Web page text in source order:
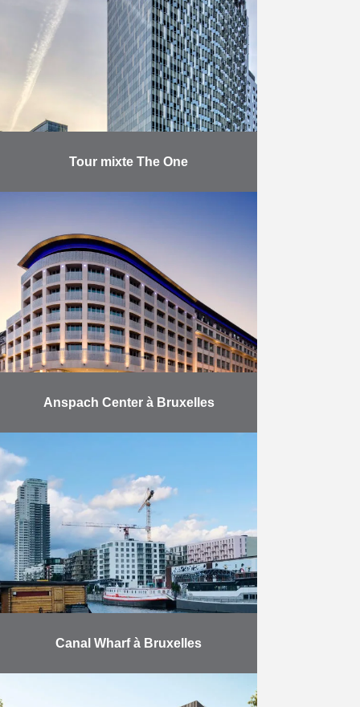
Comines-Froissart à Bruxelles.
Léopold Village est un des plus
importants chantiers de logements
…
En savoir plus
Tour mixte The One
One est la première opération à
sortir de terre dans le cadre du
Projet …
En savoir plus
Anspach Center à Bruxelles
casino VIAGE réparti sur 8 étages
comprenant des salles de jeu (400
machines à sous – 35 …
En savoir plus
Canal Wharf à Bruxelles
autour d’un îlot de verdure privatif,